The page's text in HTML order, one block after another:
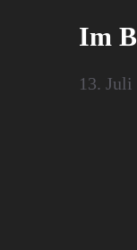
Im
13. Juli